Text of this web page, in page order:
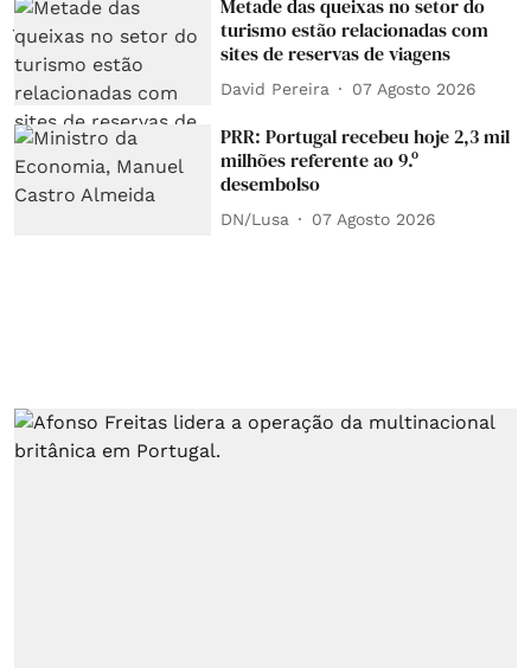
Metade das queixas no setor do
turismo estão relacionadas com
sites de reservas de viagens
David Pereira 07 Agosto 2026
PRR: Portugal recebeu hoje 2,3 mil
milhões referente ao 9.º
desembolso
DN/Lusa 07 Agosto 2026